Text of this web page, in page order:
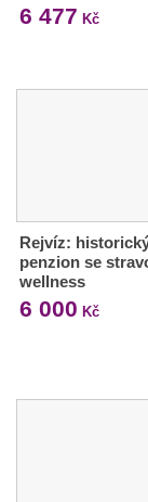
6 477 Kč
Rejvíz:
penzion se
wellness
6 000 Kč